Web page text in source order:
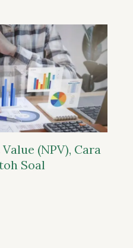
(NPV), Cara
Soal